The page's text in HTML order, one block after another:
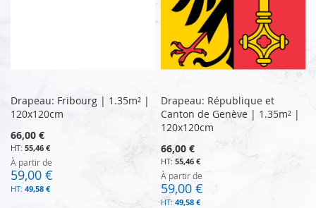
Drapeau: Fribourg | 1.35m² |
120x120cm
66,00 €
55,46 €
À partir de
59,00 €
49,58 €
Drapeau: République et
Canton de Genève | 1.35m² |
120x120cm
66,00 €
55,46 €
À partir de
59,00 €
49,58 €